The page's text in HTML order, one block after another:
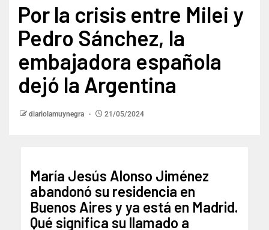
Por la crisis entre Milei y
Pedro Sánchez, la
embajadora española
dejó la Argentina
diariolamuynegra 21/05/2024
María Jesús Alonso Jiménez
abandonó su residencia en
Buenos Aires y ya está en Madrid.
Qué significa su llamado a